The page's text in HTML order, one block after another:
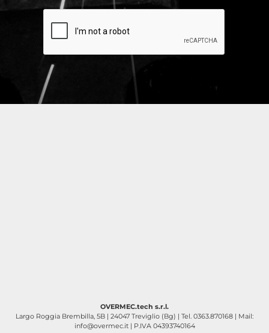
OVERMEC.tech s.r.l.
Largo Roggia Brembilla, 5B | 24047 Treviglio (Bg) | Tel. 0363.870168 | Mail:
info@overmec.it | P.IVA 04393740164